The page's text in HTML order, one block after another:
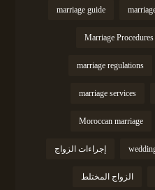
marriage guide
Marriage Procedures
marriage regulations
marriage services
Moroccan marriage
إجراءات الزواج
الزواج المختلط